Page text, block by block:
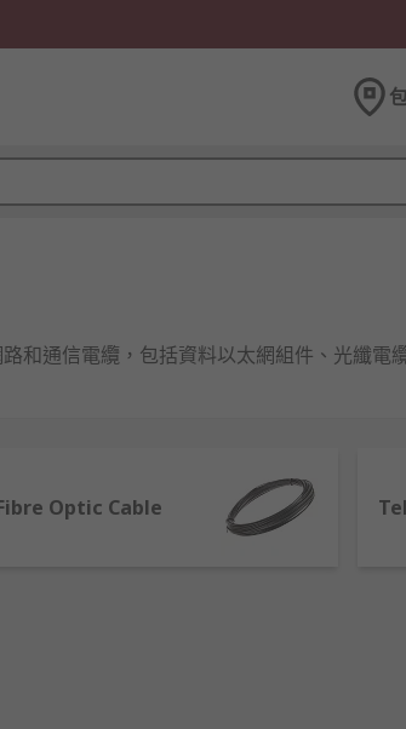
和通信電纜，包括資料以太網組件、光纖電
網路應用需求。這些網路電纜適用於固定或
Optic Cable